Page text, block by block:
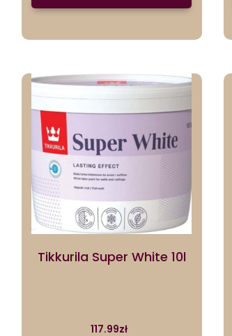
Tikkurila Super White 10l
117.99zł